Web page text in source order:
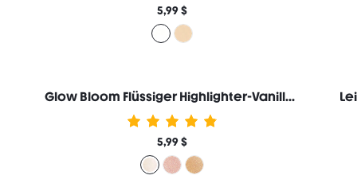
5,99 $
Glow Bloom Flüssiger Highlighter-Vanilla Frost
5,99 $